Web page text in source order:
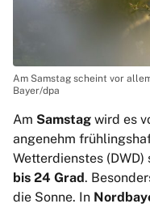
Am Samstag scheint vor
Bayer/dpa
Am Samstag wird es
angenehm
Wetterdienstes
bis 24 Grad.
die Sonne. In